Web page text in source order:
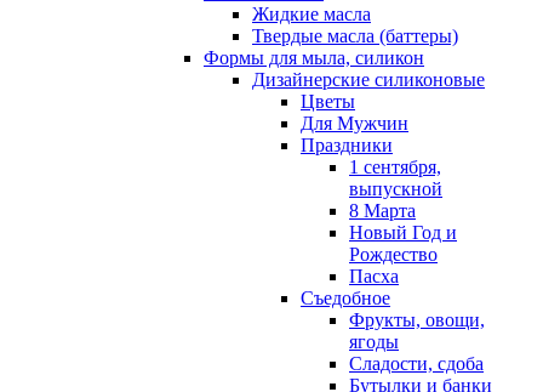
Жидкие масла
Твердые масла (баттеры)
Формы для мыла, силикон
Дизайнерские силиконовые
Цветы
Для Мужчин
Праздники
1 сентября,
выпускной
8 Марта
Новый Год и
Рождество
Пасха
Съедобное
Фрукты, овощи,
ягоды
Сладости, сдоба
Бутылки и банки